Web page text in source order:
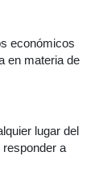
económicos
en materia de
lugar del
a